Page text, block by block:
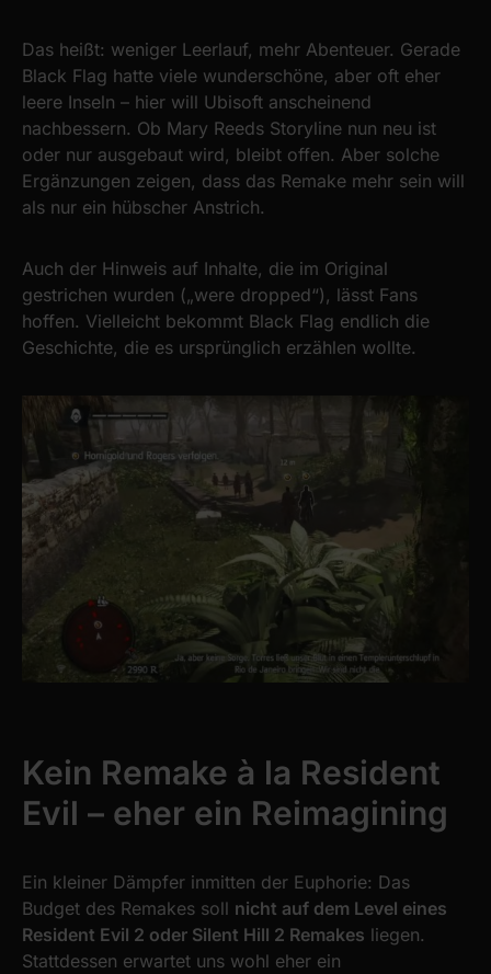
Das heißt: weniger Leerlauf, mehr Abenteuer. Gerade
Black Flag hatte viele wunderschöne, aber oft eher
leere Inseln – hier will Ubisoft anscheinend
nachbessern. Ob Mary Reeds Storyline nun neu ist
oder nur ausgebaut wird, bleibt offen. Aber solche
Ergänzungen zeigen, dass das Remake mehr sein will
als nur ein hübscher Anstrich.
Auch der Hinweis auf Inhalte, die im Original
gestrichen wurden („were dropped“), lässt Fans
hoffen. Vielleicht bekommt Black Flag endlich die
Geschichte, die es ursprünglich erzählen wollte.
Kein Remake à la Resident
Evil – eher ein Reimagining
Ein kleiner Dämpfer inmitten der Euphorie: Das
Budget des Remakes soll nicht auf dem Level eines
Resident Evil 2 oder Silent Hill 2 Remakes liegen.
Stattdessen erwartet uns wohl eher ein